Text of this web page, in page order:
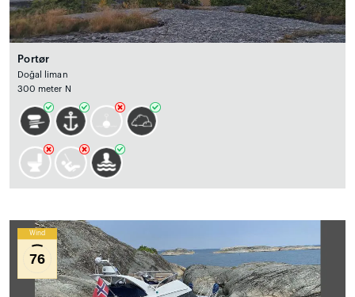
Portør
Doğal liman
300 meter N
Wind
76